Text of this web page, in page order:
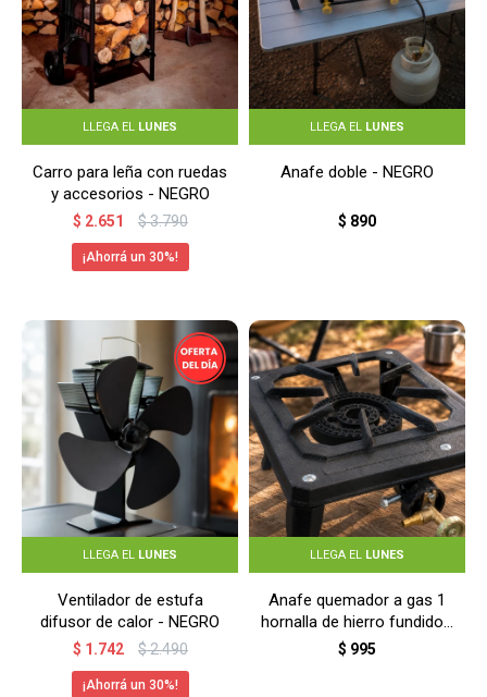
LLEGA EL LUNES
Carro para leña con ruedas
y accesorios - NEGRO
$ 2.651 $3.790
30
LLEGA EL LUNES
Anafe doble - NEGRO
$ 890
LLEGA EL LUNES
Ventilador de estufa
difusor de calor - NEGRO
$ 1.742 $2.490
30
LLEGA EL LUNES
Anafe quemador a gas 1
hornalla de hierro fundido -
NEGRO
$ 995